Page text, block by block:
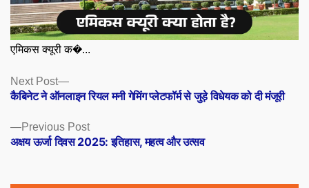
एमिकस क्यूरी क�...
Posts
navigation
Previous PostPrevious
post:
अक्षय ऊर्जा दिवस 2025: इतिहास, महत्व और उत्सव
Next Post
Next
post:
कैबिनेट ने ऑनलाइन रियल मनी गेमिंग प्लेटफॉर्म से जुड़े विधेयक को दी मंजूरी